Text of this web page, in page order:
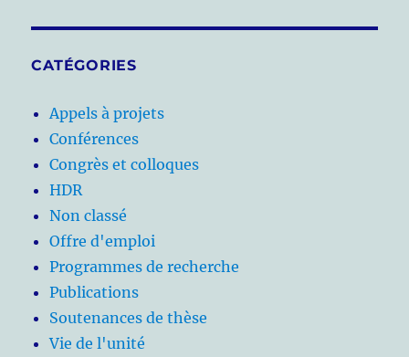
CATÉGORIES
Appels à projets
Conférences
Congrès et colloques
HDR
Non classé
Offre d'emploi
Programmes de recherche
Publications
Soutenances de thèse
Vie de l'unité